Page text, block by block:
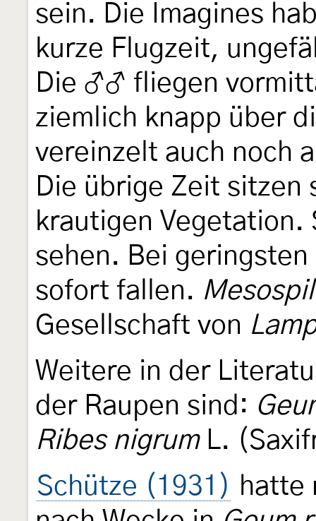
sein. Die Imagines
kurze Flugzeit,
Die ♂♂ fliegen
ziemlich knapp über
vereinzelt auch noch
Die übrige Zeit
krautigen Vegetation.
sehen. Bei
sofort fallen.
Gesellschaft von
Weitere in der
der Raupen sind:
Ribes nigrumL.
Schütze (1931) hatte